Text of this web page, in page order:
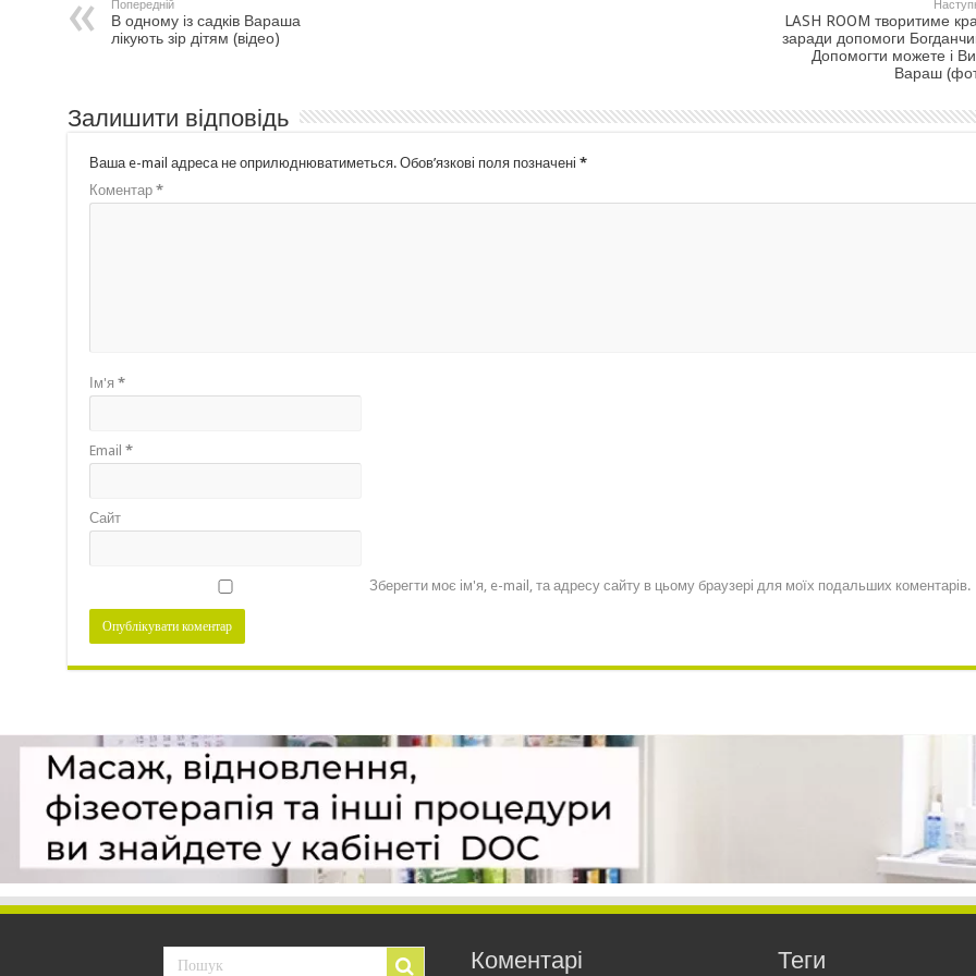
Попередній
В одному із садків Вараша
лікують зір дітям (відео)
LASH ROOM творитиме
заради допомоги
Допомогти можете і
Вараш
Залишити відповідь
Ваша e-mail адреса не оприлюднюватиметься. Обов’язкові поля позначені *
Коментар *
Ім'я *
Email *
Сайт
Зберегти моє ім'я, e-mail, та адресу сайту в цьому браузері для моїх подальших коментарів.
Коментарі Теги